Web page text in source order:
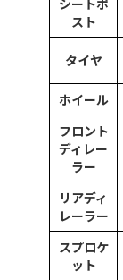
シートポ
スト
タイヤ
ホイール
フロント
ディレー
ラー
リアディ
レーラー
スプロケ
ット